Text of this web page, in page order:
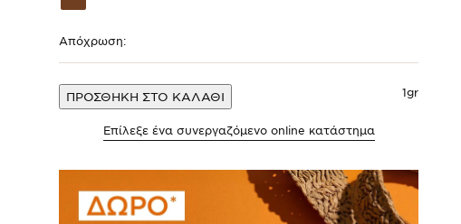
3
Απόχρωση:
1gr
ΠΡΟΣΘΗΚΗ ΣΤΟ ΚΑΛΑΘΙ
Επίλεξε ένα συνεργαζόμενο online κατάστημα